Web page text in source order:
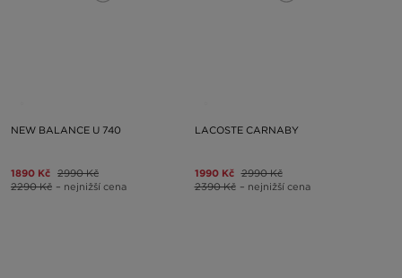
NEW BALANCE U 740
1890 Kč 2990 Kč
2290 Kč – nejnižší cena
LACOSTE CARNABY
1990 Kč 2990 Kč
2390 Kč – nejnižší cena